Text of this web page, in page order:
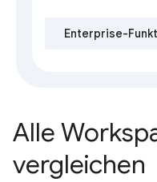
Enterprise-
Alle
vergleichen